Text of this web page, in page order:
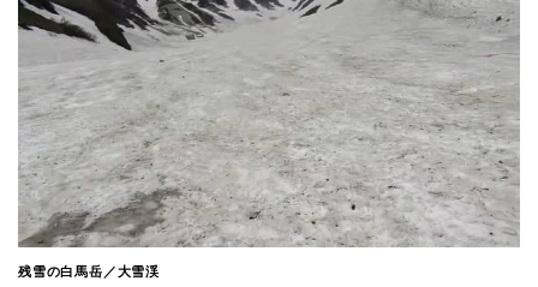
残雪の白馬岳／大雪渓